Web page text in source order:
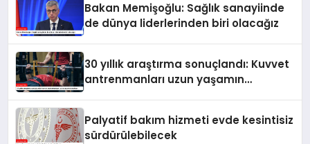
Bakan Memişoğlu: Sağlık sanayiinde
de dünya liderlerinden biri olacağız
30 yıllık araştırma sonuçlandı: Kuvvet
antrenmanları uzun yaşamın
Palyatif bakım hizmeti evde kesintisiz
sürdürülebilecek